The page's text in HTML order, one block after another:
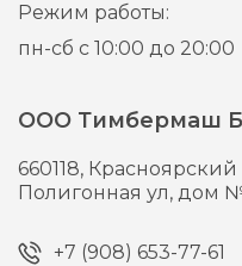
Режим работы:
пн-сб с 10:00 до 20:00
ООО Тимбермаш
660118, Красноярский
Полигонная ул, дом №
+7 (908) 653-77-61